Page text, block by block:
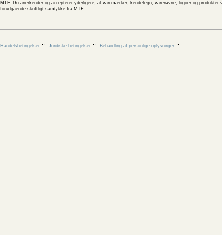
MTF. Du anerkender og accepterer yderligere, at varemærker, kendetegn, varenavne, logoer og
forudgående skriftligt samtykke fra MTF.
Handelsbetingelser Juridiske betingelser Behandling af personlige oplysninger